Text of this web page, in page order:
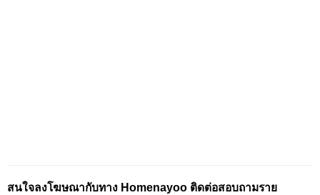
สนใจลงโฆษณากับทาง Homenayoo ติดต่อสอบถามราย